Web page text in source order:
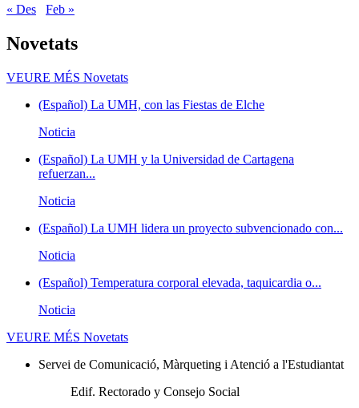
« Des
Feb »
Novetats
VEURE MÉS Novetats
(Español) La UMH, con las Fiestas de Elche
Noticia
(Español) La UMH y la Universidad de Cartagena
refuerzan...
Noticia
(Español) La UMH lidera un proyecto subvencionado con...
Noticia
(Español) Temperatura corporal elevada, taquicardia o...
Noticia
VEURE MÉS Novetats
Servei de Comunicació, Màrqueting i Atenció a l'Estudiantat
Edif. Rectorado y Consejo Social